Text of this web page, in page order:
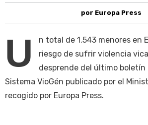
por Europa Press
U
n total de 1.543 menores en
riesgo de sufrir violencia
desprende del último boletín
Sistema VioGén publicado por el
recogido por Europa Press.